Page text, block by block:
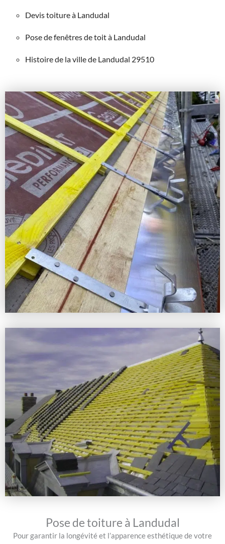
Devis toiture à Landudal
Pose de fenêtres de toit à Landudal
Histoire de la ville de Landudal 29510
Pose de toiture à Landudal
Pour garantir la longévité et l’apparence esthétique de votre